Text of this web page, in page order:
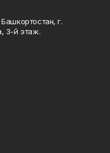
г.
3-й этаж.